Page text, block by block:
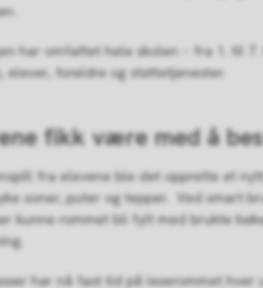
har omfattet hele skolen – fra 1. til
elever, foreldre og støttetjenester.
fikk være med å
fra elevene ble det opprette et
soner, puter og tepper. Ved smart
kunne rommet bli fylt med brukte
har nå fast tid på leserommet hver